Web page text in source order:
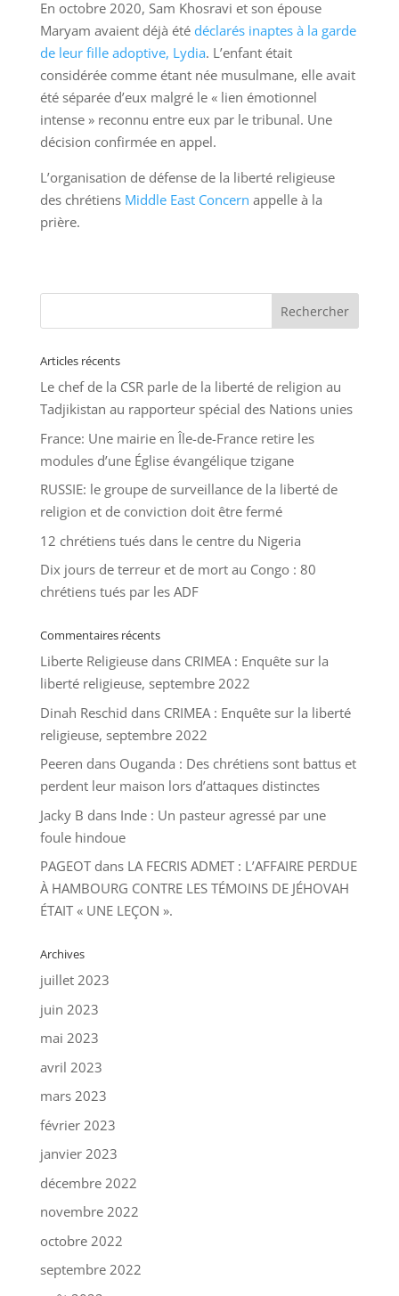
En octobre 2020, Sam Khosravi et son épouse
Maryam avaient déjà été déclarés inaptes à la garde
de leur fille adoptive, Lydia. L’enfant était
considérée comme étant née musulmane, elle avait
été séparée d’eux malgré le « lien émotionnel
intense » reconnu entre eux par le tribunal. Une
décision confirmée en appel.
L’organisation de défense de la liberté religieuse
des chrétiens Middle East Concern appelle à la
prière.
Articles récents
Le chef de la CSR parle de la liberté de religion au
Tadjikistan au rapporteur spécial des Nations unies
France: Une mairie en Île-de-France retire les
modules d’une Église évangélique tzigane
RUSSIE: le groupe de surveillance de la liberté de
religion et de conviction doit être fermé
12 chrétiens tués dans le centre du Nigeria
Dix jours de terreur et de mort au Congo : 80
chrétiens tués par les ADF
Commentaires récents
Liberte Religieusedans CRIMEA : Enquête sur la
liberté religieuse, septembre 2022
Dinah Reschid dans CRIMEA : Enquête sur la liberté
religieuse, septembre 2022
Peeren dans Ouganda : Des chrétiens sont battus et
perdent leur maison lors d’attaques distinctes
Jacky B dans Inde : Un pasteur agressé par une
foule hindoue
PAGEOTdans LA FECRIS ADMET : L’AFFAIRE PERDUE
À HAMBOURG CONTRE LES TÉMOINS DE JÉHOVAH
ÉTAIT « UNE LEÇON ».
Archives
juillet 2023
juin 2023
mai 2023
avril 2023
mars 2023
février 2023
janvier 2023
décembre 2022
novembre 2022
octobre 2022
septembre 2022